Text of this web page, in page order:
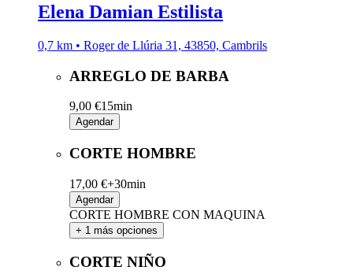
Elena Damian Estilista
0,7 km • Roger de Llúria 31, 43850, Cambrils
ARREGLO DE BARBA
9,00 €15min
Agendar
CORTE HOMBRE
17,00 €+30min
Agendar
CORTE HOMBRE CON MAQUINA
+ 1 más opciones
CORTE NIÑO